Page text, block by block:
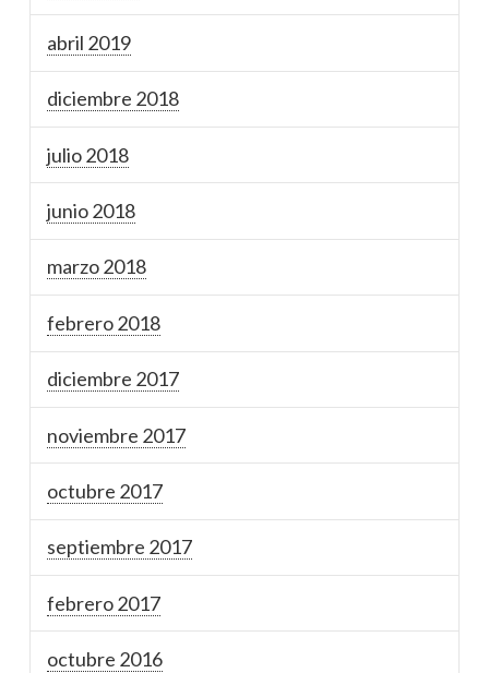
abril 2019
diciembre 2018
julio 2018
junio 2018
marzo 2018
febrero 2018
diciembre 2017
noviembre 2017
octubre 2017
septiembre 2017
febrero 2017
octubre 2016